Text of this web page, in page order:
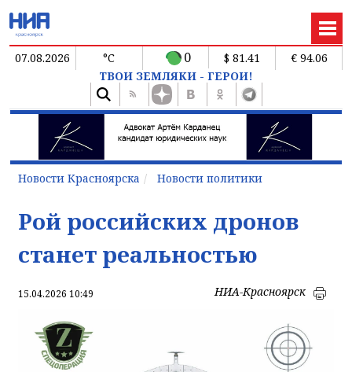
07.08.2026 °C 0 $ 81.41
€ 94.06
ТВОИ ЗЕМЛЯКИ - ГЕРОИ!
Новости Красноярска Новости политики
Рой российских дронов
станет реальностью
15.04.2026 10:49 НИА-Красноярск